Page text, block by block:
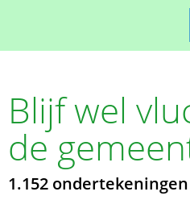
Blijf wel
de
1.152 ondertekeningen